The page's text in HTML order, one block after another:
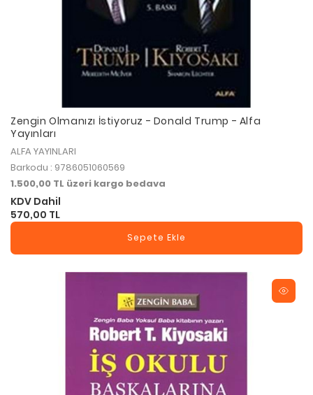
Zengin Olmanızı İstiyoruz - Donald Trump - Alfa
Yayınları
ALFA YAYINLARI
Barkodu : 9786051060569
1.500,00 TL üzeri kargo bedava
KDV Dahil
570,00 TL
Sepete Ekle